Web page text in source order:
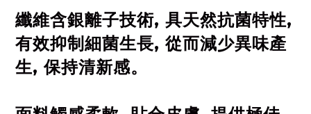
纖維含銀離子技術, 具天然抗菌特性,
有效抑制細菌生長, 從而減少異味產
生, 保持清新感。